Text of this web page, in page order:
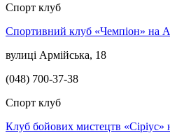
Спорт клуб
Спортивний клуб «Чемпіон» на
вулиці Армійська, 18
(048) 700-37-38
Спорт клуб
Клуб бойових мистецтв «Сіріус»